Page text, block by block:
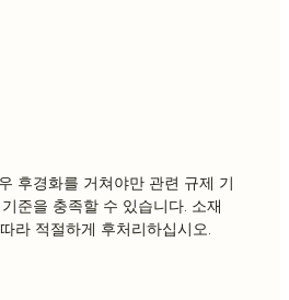
후경화를 거쳐야만 관련 규제 기
준을 충족할 수 있습니다. 소재
라 적절하게 후처리하십시오.